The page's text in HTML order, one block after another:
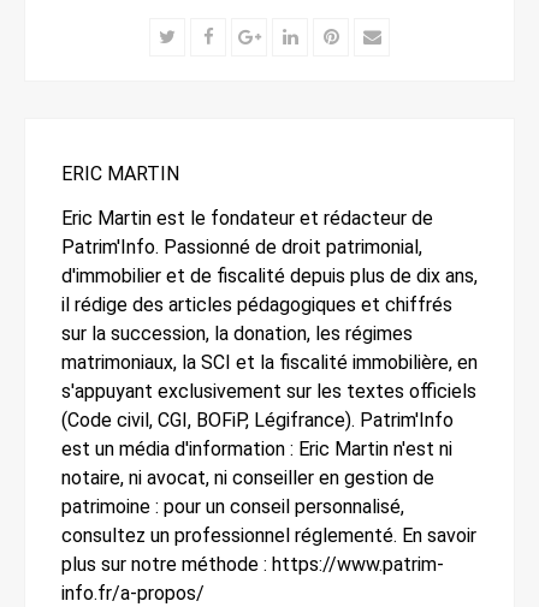
TwitterFacebookGoogle+
LinkedInPinterest
Email
ERIC MARTIN
Eric Martin est le fondateur et rédacteur de
Patrim'Info. Passionné de droit patrimonial,
d'immobilier et de fiscalité depuis plus de dix ans,
il rédige des articles pédagogiques et chiffrés
sur la succession, la donation, les régimes
matrimoniaux, la SCI et la fiscalité immobilière, en
s'appuyant exclusivement sur les textes officiels
(Code civil, CGI, BOFiP, Légifrance). Patrim'Info
est un média d'information : Eric Martin n'est ni
notaire, ni avocat, ni conseiller en gestion de
patrimoine : pour un conseil personnalisé,
consultez un professionnel réglementé. En savoir
plus sur notre méthode : https://www.patrim-
info.fr/a-propos/